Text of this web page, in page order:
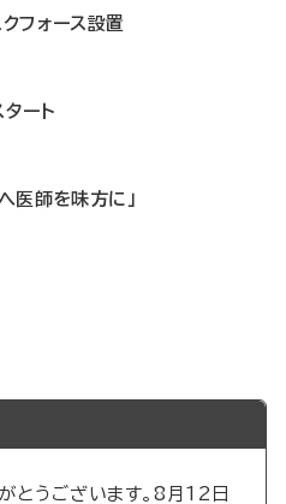
フォース設置
ート
医師を味方に」
とうございます。8月12日